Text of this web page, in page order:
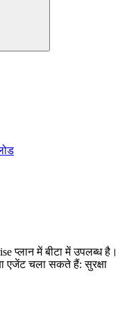
प्लान में बीटा में उपलब्ध है।
एजेंट चला सकते हैं: सुरक्षा